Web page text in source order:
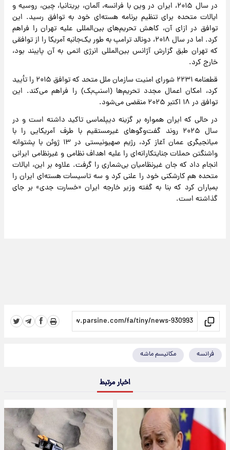
در سال ۲۰۱۵، ایران در وین با فرانسه، آلمان، بریتانیا، چین، روسیه و
ایالات متحده برای تنظیم برنامه هسته‌ای خود به توافق رسید. این
توافق در ازای آن، کاهش تحریم‌های بین‌المللی علیه تهران را فراهم
کرد. اما در سال ۲۰۱۸، دونالد ترامپ به طور یک‌جانبه آمریکا را از توافقی
که تهران طبق گزارش آژانس بین‌المللی انرژی اتمی به آن پایبند بود،
خارج کرد.
قطعنامه ۲۲۳۱ شورای امنیت سازمان ملل متحد که توافق ۲۰۱۵ را تأیید
کرد، امکان اعمال مجدد تحریم‌ها (اسنپ‌بک) را فراهم می‌کند. این
توافق در ۱۸ اکتبر ۲۰۲۵ منقضی می‌شود.
در حالی که ایران همواره بر گزینه دیپلماسی تاکید داشته است و در
سال ۲۰۲۵ روند گفت‌وگوهای غیرمستقیم با طرف آمریکایی را با
میانجیگری عمان آغاز کرد، رژیم صهیونیستی در ۱۳ ژوئن با پشتوانه
واشنگتن حملات جنایتکارانه‌ای را علیه اهداف نظامی و غیرنظامی ایرانی
انجام داد که جان غیرنظامیان بی‌شماری را گرفت. علاوه بر این، ایالات
متحده هم کارشکنی خود را علنی کرد و سه تاسیسات هسته‌ای ایران را
بمباران کرد که بنا به گفته وزیر خارجه ایران «خسارت جدی» بر جای
گذاشته است.
فرانسه مکانیسم ماشه
اخبار مرتبط